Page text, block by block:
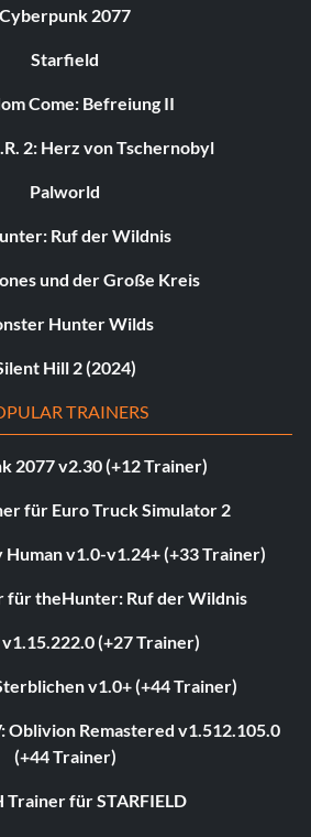
Cyberpunk 2077
Starfield
Come: Befreiung II
2: Herz von Tschernobyl
Palworld
Ruf der Wildnis
und der Große Kreis
Hunter Wilds
Hill 2 (2024)
TRAINERS
2077 v2.30 (+12 Trainer)
für Euro Truck Simulator 2
Human v1.0-v1.24+ (+33 Trainer)
für theHunter: Ruf der Wildnis
(+27 Trainer)
v1.0+ (+44 Trainer)
Oblivion Remastered v1.512.105.0
(+44 Trainer)
Trainer für STARFIELD